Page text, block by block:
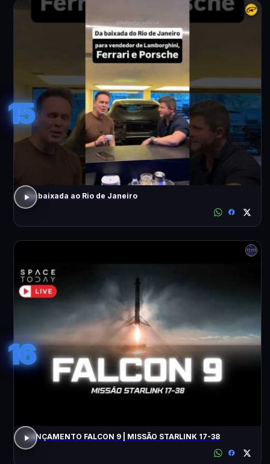
15
Da baixada ao Rio de Janeiro
16
LANÇAMENTO FALCON 9 | MISSÃO STARLINK 17-38